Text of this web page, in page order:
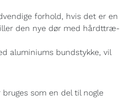
forhold, hvis det er en
den nye dør med hårdttræ-
aluminiums bundstykke, vil
bruges som en del til nogle